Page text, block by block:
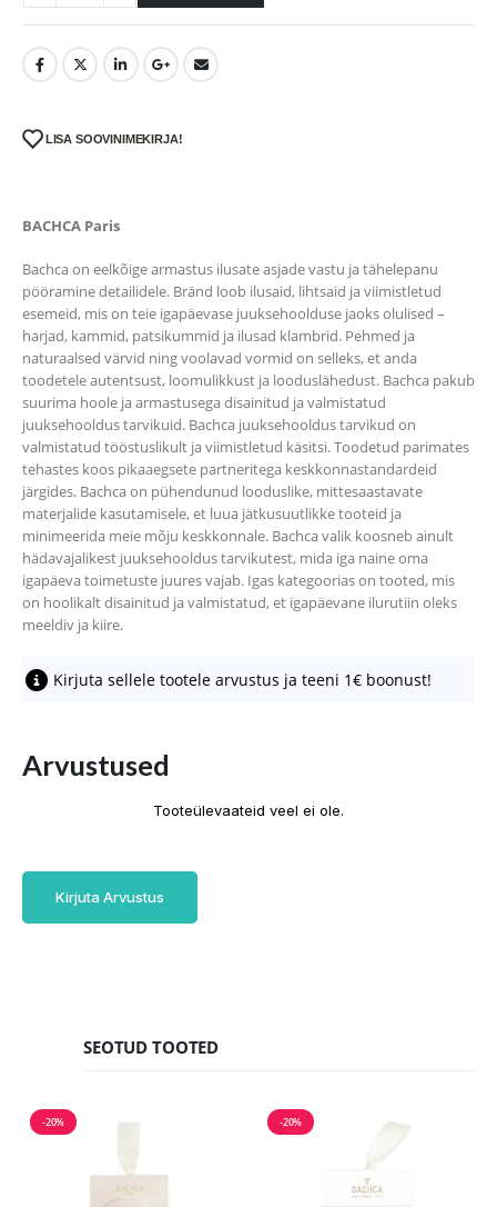
LISA SOOVINIMEKIRJA!
BACHCA Paris
Bachca on eelkõige armastus ilusate asjade vastu ja tähelepanu
pööramine detailidele. Bränd loob ilusaid, lihtsaid ja viimistletud
esemeid, mis on teie igapäevase juuksehoolduse jaoks olulised –
harjad, kammid, patsikummid ja ilusad klambrid. Pehmed ja
naturaalsed värvid ning voolavad vormid on selleks, et anda
toodetele autentsust, loomulikkust ja looduslähedust. Bachca pakub
suurima hoole ja armastusega disainitud ja valmistatud
juuksehooldus tarvikuid. Bachca juuksehooldus tarvikud on
valmistatud tööstuslikult ja viimistletud käsitsi. Toodetud parimates
tehastes koos pikaaegsete partneritega keskkonnastandardeid
järgides. Bachca on pühendunud looduslike, mittesaastavate
materjalide kasutamisele, et luua jätkusuutlikke tooteid ja
minimeerida meie mõju keskkonnale. Bachca valik koosneb ainult
hädavajalikest juuksehooldus tarvikutest, mida iga naine oma
igapäeva toimetuste juures vajab. Igas kategoorias on tooted, mis
on hoolikalt disainitud ja valmistatud, et igapäevane ilurutiin oleks
meeldiv ja kiire.
Kirjuta sellele tootele arvustus ja teeni 1€ boonust!
Arvustused
Tooteülevaateid veel ei ole.
Kirjuta Arvustus
SEOTUD TOOTED
-20% -20%